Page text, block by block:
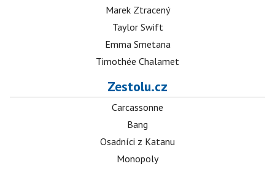
Marek Ztracený
Taylor Swift
Emma Smetana
Timothée Chalamet
Zestolu.cz
Carcassonne
Bang
Osadníci z Katanu
Monopoly